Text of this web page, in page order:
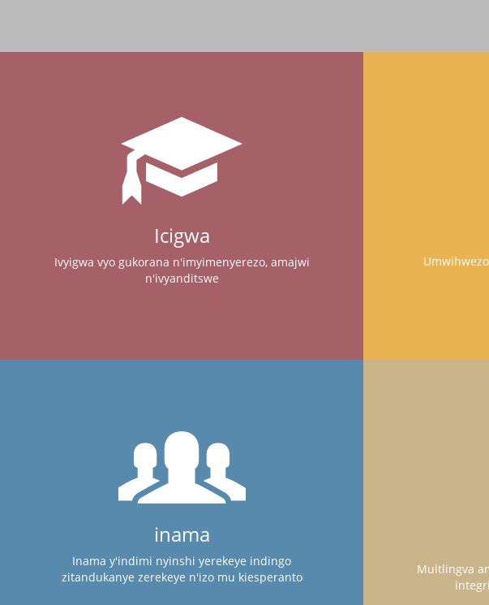
Icigwa
Ivyigwa vyo gukorana n'imyimenyerezo, amajwi
n'ivyanditswe
inama
Inama y'indimi nyinshi yerekeye indingo
zitandukanye zerekeye n'izo mu kiesperanto
Multlingva